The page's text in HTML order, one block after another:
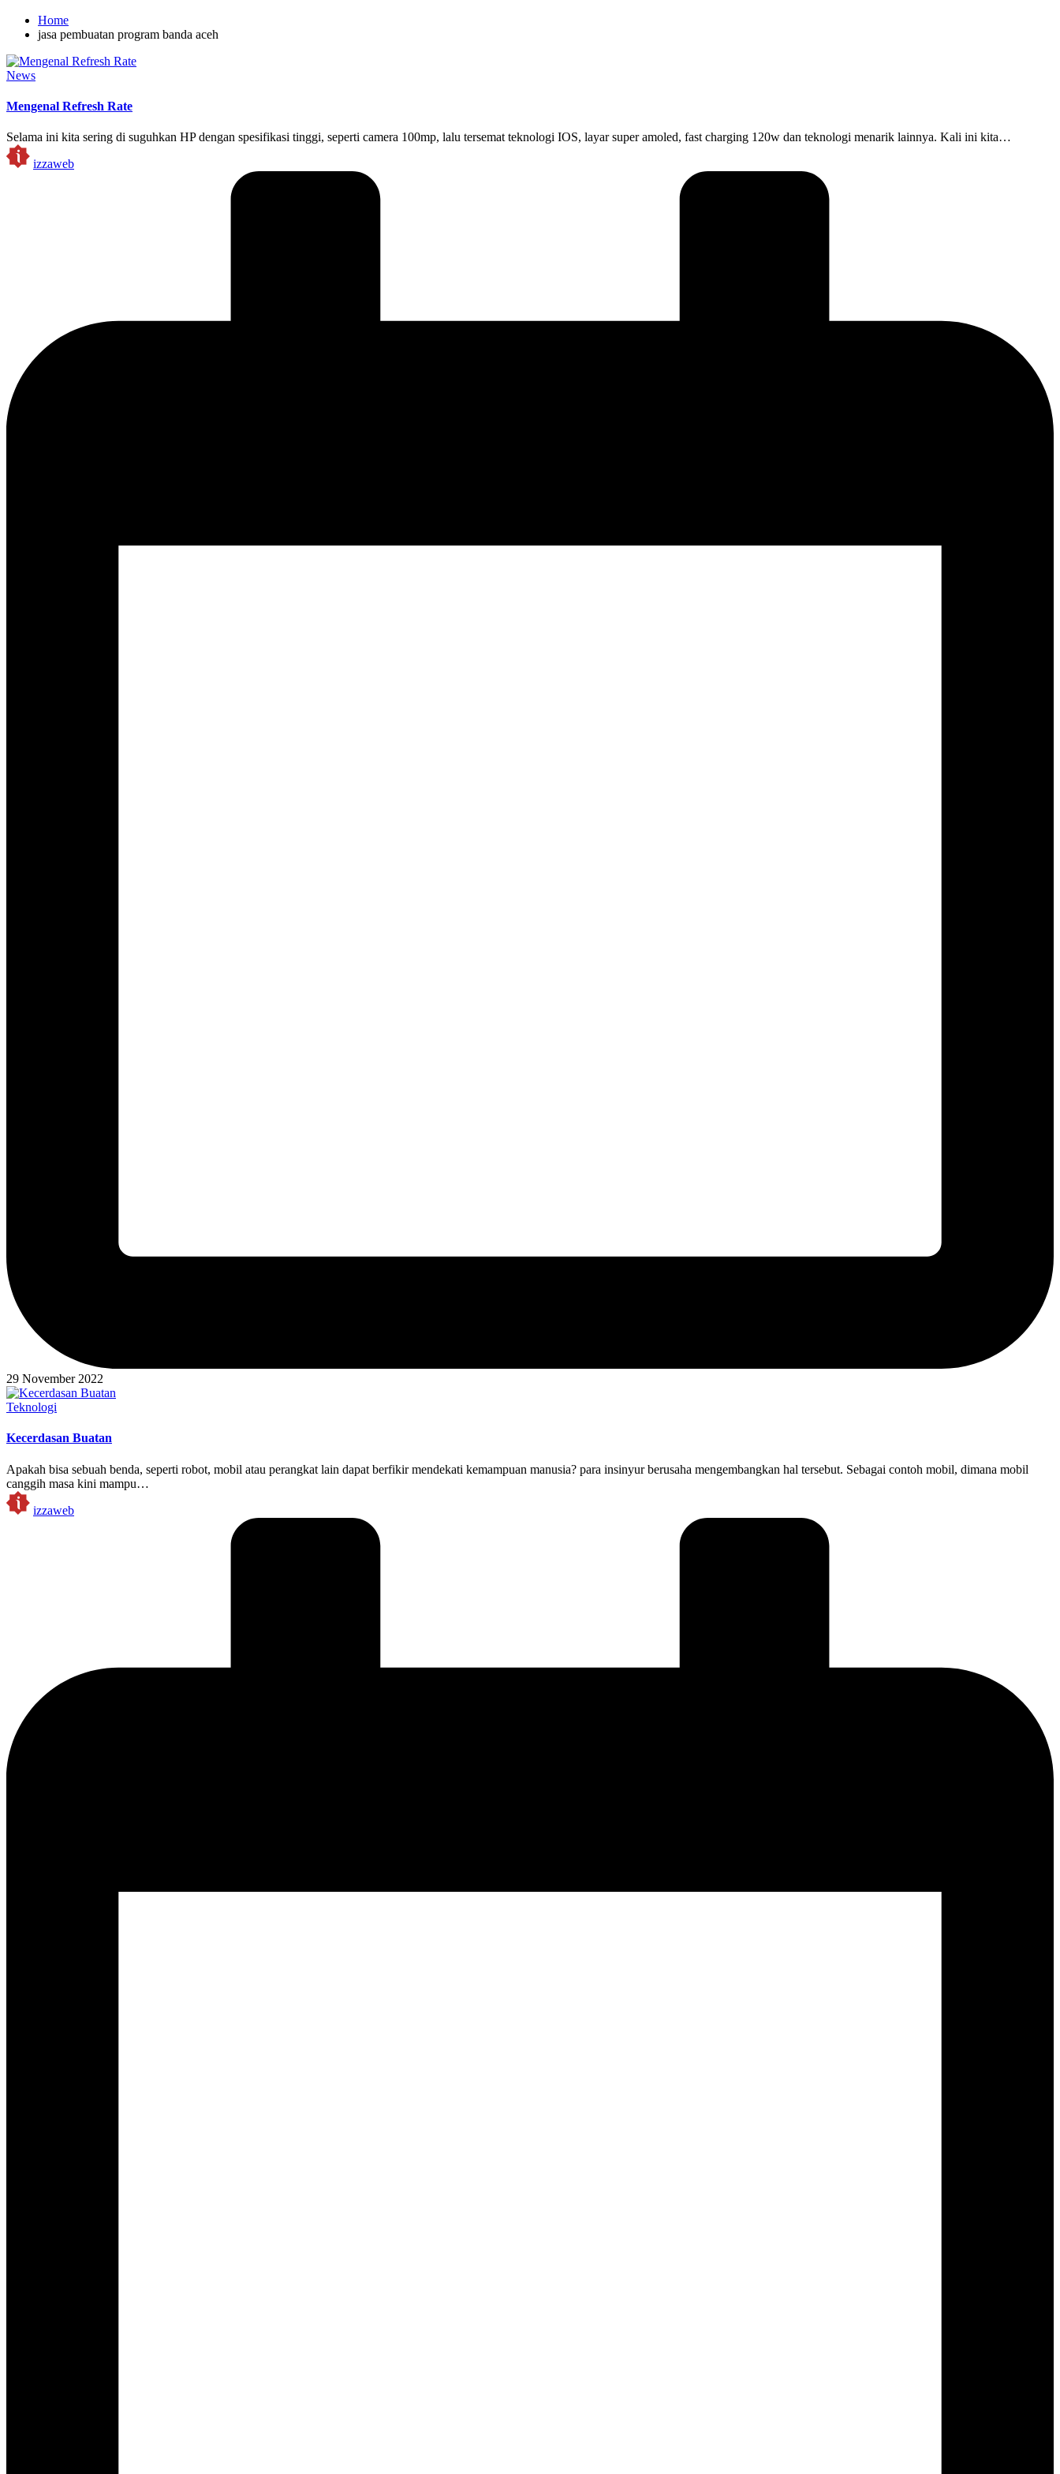
Home
jasa pembuatan program banda aceh
Posted
News
Mengenal Refresh Rate
Selama ini kita sering di suguhkan HP dengan spesifikasi tinggi, seperti camera 100mp, lalu tersemat teknologi IOS, layar super amoled, fast charging 120w dan teknologi menarik lainnya. Kali ini kita…
Posted
by
izzaweb
29 November 2022
Posted
Teknologi
Kecerdasan Buatan
Apakah bisa sebuah benda, seperti robot, mobil atau perangkat lain dapat berfikir mendekati kemampuan manusia? para insinyur berusaha mengembangkan hal tersebut. Sebagai contoh mobil, dimana mobil
canggih masa kini mampu…
Posted
by
izzaweb